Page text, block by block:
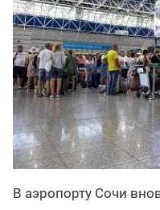
В аэропорту Сочи